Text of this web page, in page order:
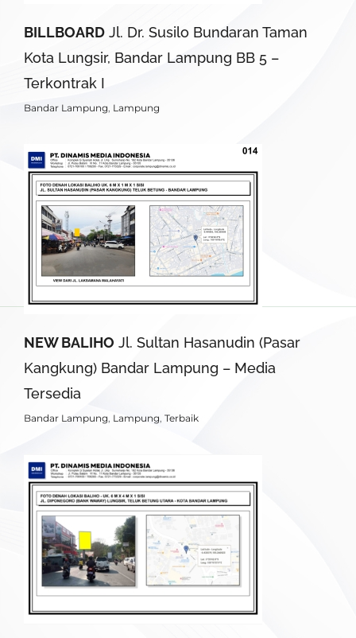
BILLBOARD Jl. Dr. Susilo Bundaran Taman
Kota Lungsir, Bandar Lampung BB 5 –
Terkontrak I
Bandar Lampung Lampung
NEW BALIHO Jl. Sultan Hasanudin (Pasar
Kangkung) Bandar Lampung – Media
Tersedia
Bandar Lampung Lampung Terbaik